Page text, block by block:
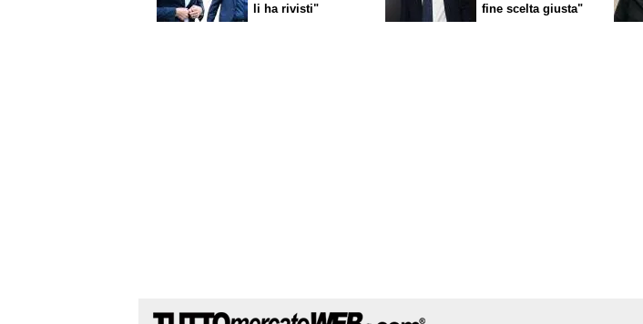
li ha rivisti"
fine scelta giusta"